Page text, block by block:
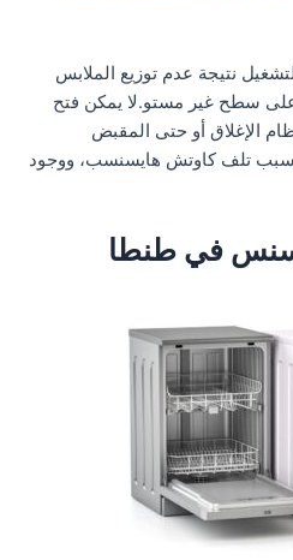
نتيجة عدم توزيع الملابس
سطح غير مستو.لا يمكن فتح
الإغلاق أو حتى المقبض
بسبب تلف كاوتش هايسنسب، ووجود
في طنطا